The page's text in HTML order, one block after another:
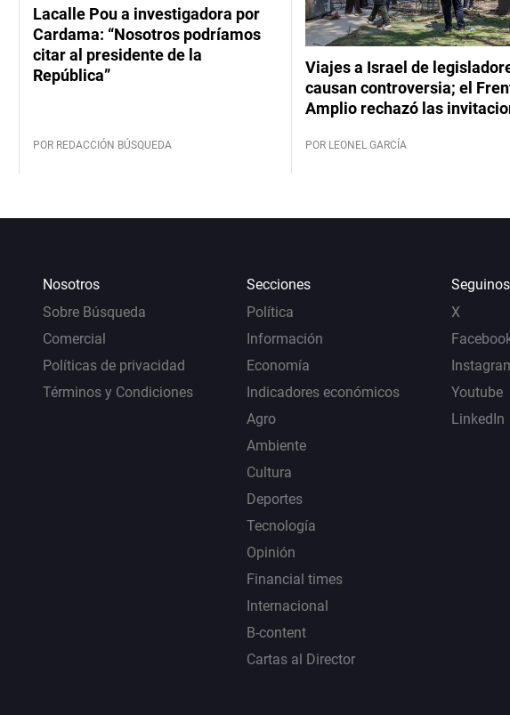
Lacalle Pou a investigadora por
Cardama: “Nosotros podríamos
citar al presidente de la
República”
POR REDACCIÓN BÚSQUEDA
Viajes a Israel de
causan controversia; el
Amplio rechazó las
POR LEONEL GARCÍA
Nosotros
Sobre Búsqueda
Comercial
Políticas de privacidad
Términos y Condiciones
Secciones
Política
Información
Economía
Indicadores económicos
Agro
Ambiente
Cultura
Deportes
Tecnología
Opinión
Financial times
Internacional
B-content
Cartas al Director
X
Youtube
LinkedIn